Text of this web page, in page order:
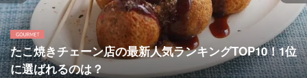
たこ焼きチェーン店の最新人気ランキングTOP10！1位
に選ばれるのは？